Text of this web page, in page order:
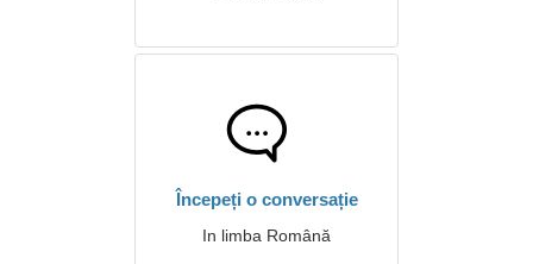
Începeți o conversație
In limba Română